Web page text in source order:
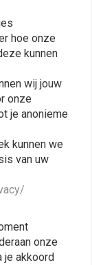
gefreesde
-
afstelbaar 60
Demping en veer
01-88
€639,50
hoe onze
kunnen
wij jouw
onze
je anonieme
kunnen we
van uw
onze
je akkoord